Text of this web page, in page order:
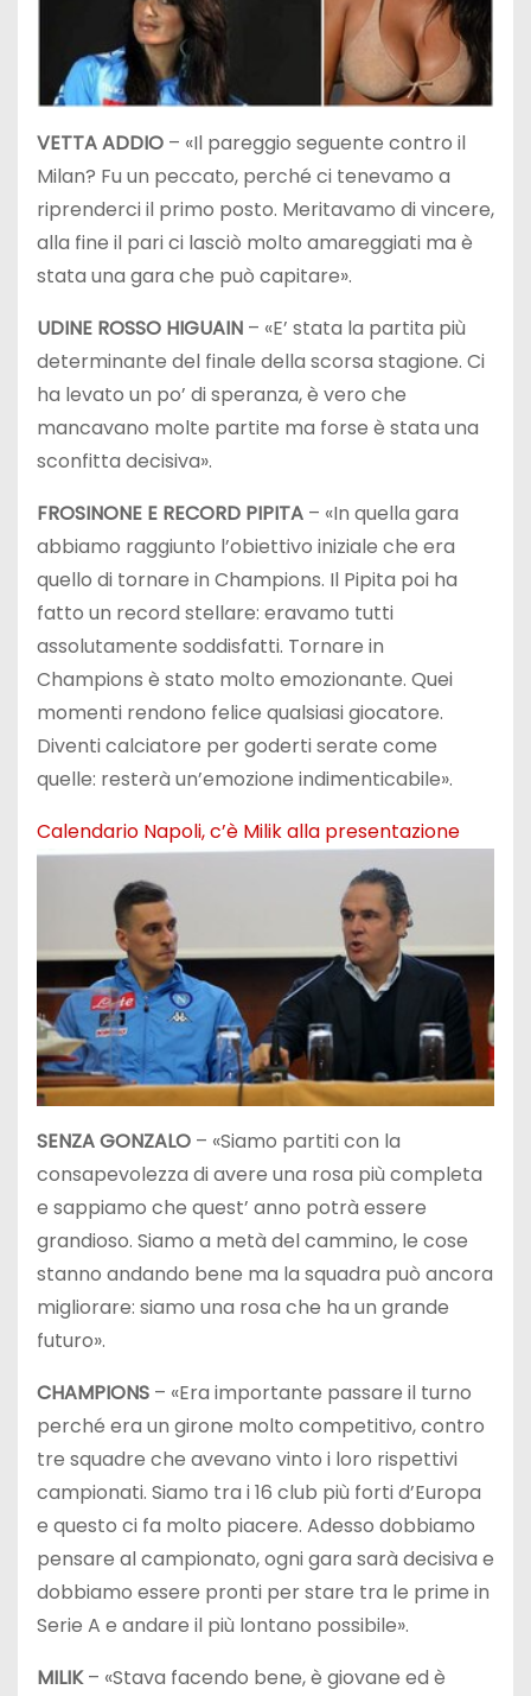
VETTA ADDIO – «Il pareggio seguente contro il
Milan? Fu un peccato, perché ci tenevamo a
riprenderci il primo posto. Meritavamo di vincere,
alla fine il pari ci lasciò molto amareggiati ma è
stata una gara che può capitare».
UDINE ROSSO HIGUAIN – «E’ stata la partita più
determinante del finale della scorsa stagione. Ci
ha levato un po’ di speranza, è vero che
mancavano molte partite ma forse è stata una
sconfitta decisiva».
FROSINONE E RECORD PIPITA – «In quella gara
abbiamo raggiunto l’obiettivo iniziale che era
quello di tornare in Champions. Il Pipita poi ha
fatto un record stellare: eravamo tutti
assolutamente soddisfatti. Tornare in
Champions è stato molto emozionante. Quei
momenti rendono felice qualsiasi giocatore.
Diventi calciatore per goderti serate come
quelle: resterà un’emozione indimenticabile».
Calendario Napoli, c’è Milik alla presentazione
SENZA GONZALO – «Siamo partiti con la
consapevolezza di avere una rosa più completa
e sappiamo che quest’ anno potrà essere
grandioso. Siamo a metà del cammino, le cose
stanno andando bene ma la squadra può ancora
migliorare: siamo una rosa che ha un grande
futuro».
CHAMPIONS – «Era importante passare il turno
perché era un girone molto competitivo, contro
tre squadre che avevano vinto i loro rispettivi
campionati. Siamo tra i 16 club più forti d’Europa
e questo ci fa molto piacere. Adesso dobbiamo
pensare al campionato, ogni gara sarà decisiva e
dobbiamo essere pronti per stare tra le prime in
Serie A e andare il più lontano possibile».
MILIK– «Stava facendo bene, è giovane ed è